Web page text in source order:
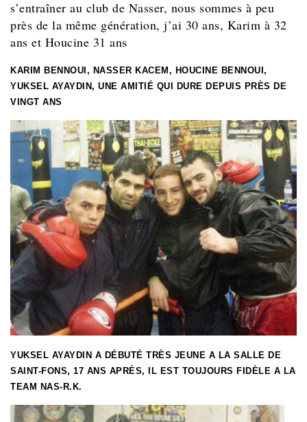
s’entraîner au club de Nasser, nous sommes à peu
près de la même génération, j’ai 30 ans, Karim à 32
ans et Houcine 31 ans
KARIM BENNOUI, NASSER KACEM, HOUCINE BENNOUI,
YUKSEL AYAYDIN, UNE AMITIÉ QUI DURE DEPUIS PRÈS DE
VINGT ANS
YUKSEL AYAYDIN A DÉBUTÉ TRÈS JEUNE A LA SALLE DE
SAINT-FONS, 17 ANS APRÈS, IL EST TOUJOURS FIDÈLE A LA
TEAM NAS-R.K.